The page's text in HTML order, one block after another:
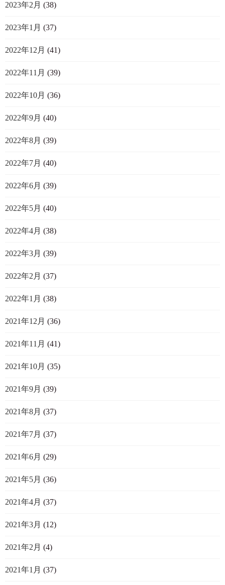
2023年2月 (38)
2023年1月 (37)
2022年12月 (41)
2022年11月 (39)
2022年10月 (36)
2022年9月 (40)
2022年8月 (39)
2022年7月 (40)
2022年6月 (39)
2022年5月 (40)
2022年4月 (38)
2022年3月 (39)
2022年2月 (37)
2022年1月 (38)
2021年12月 (36)
2021年11月 (41)
2021年10月 (35)
2021年9月 (39)
2021年8月 (37)
2021年7月 (37)
2021年6月 (29)
2021年5月 (36)
2021年4月 (37)
2021年3月 (12)
2021年2月 (4)
2021年1月 (37)